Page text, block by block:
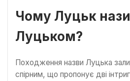
Чому Луцьк
Луцьком?
Походження назви Луцька
спірним, що пропонує дві